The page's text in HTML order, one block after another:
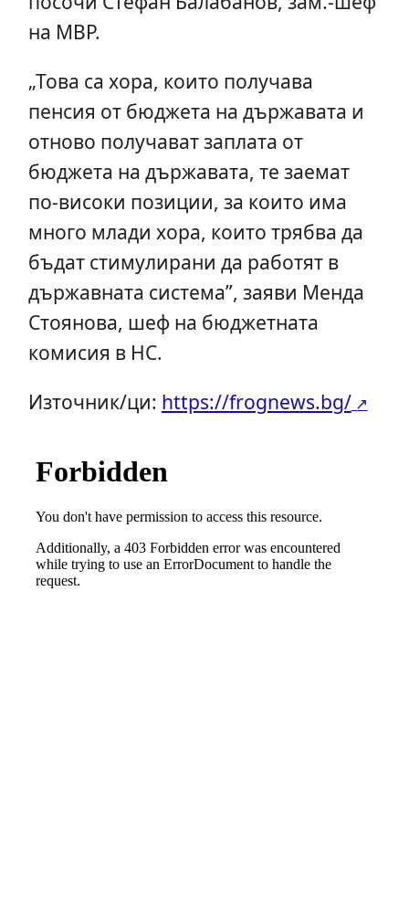
на МВР.
„Това са хора, които получава
пенсия от бюджета на държавата и
отново получават заплата от
бюджета на държавата, те заемат
по-високи позиции, за които има
много млади хора, които трябва да
бъдат стимулирани да работят в
държавната система”, заяви Менда
Стоянова, шеф на бюджетната
комисия в НС.
Източник/ци: https://frognews.bg/